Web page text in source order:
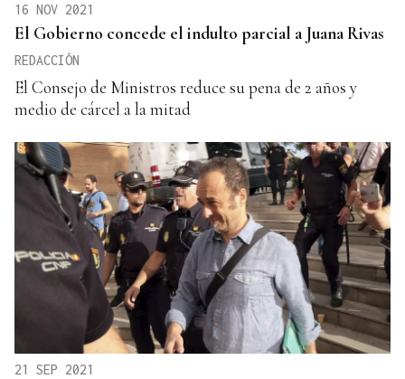
16 NOV 2021
El Gobierno concede el indulto parcial a Juana Rivas
REDACCIÓN
El Consejo de Ministros reduce su pena de 2 años y
medio de cárcel a la mitad
21 SEP 2021